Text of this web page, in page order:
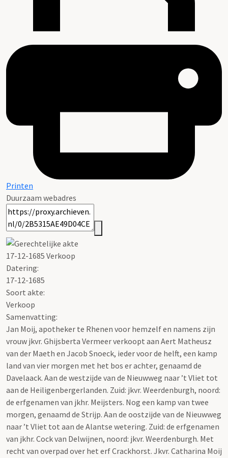
Printen
Duurzaam webadres
17-12-1685 Verkoop
Datering:
17-12-1685
Soort akte:
Verkoop
Samenvatting:
Jan Moij, apotheker te Rhenen voor hemzelf en namens zijn
vrouw jkvr. Ghijsberta Vermeer verkoopt aan Aert Matheusz
van der Maeth en Jacob Snoeck, ieder voor de helft, een kamp
land van vier morgen met het bos er achter, genaamd de
Davelaack. Aan de westzijde van de Nieuwweg naar ’t Vliet tot
aan de Heiligenbergerlanden. Zuid: jkvr. Weerdenburgh, noord:
de erfgenamen van jkhr. Meijsters. Nog een kamp van twee
morgen, genaamd de Strijp. Aan de oostzijde van de Nieuwweg
naar ’t Vliet tot aan de Alantse wetering. Zuid: de erfgenamen
van jkhr. Cock van Delwijnen, noord: jkvr. Weerdenburgh. Met
recht van overpad over het erf Crackhorst. Jkvr. Catharina Moij